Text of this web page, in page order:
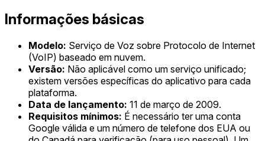
Informações básicas
Modelo: Serviço de Voz sobre Protocolo de Internet
(VoIP) baseado em nuvem.
Versão: Não aplicável como um serviço unificado;
existem versões específicas do aplicativo para cada
plataforma.
Data de lançamento: 11 de março de 2009.
Requisitos mínimos: É necessário ter uma conta
Google válida e um número de telefone dos EUA ou